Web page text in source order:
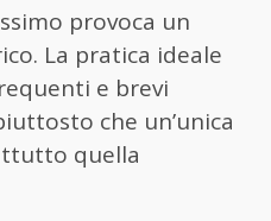
provoca un
La pratica ideale
e brevi
che un’unica
quella